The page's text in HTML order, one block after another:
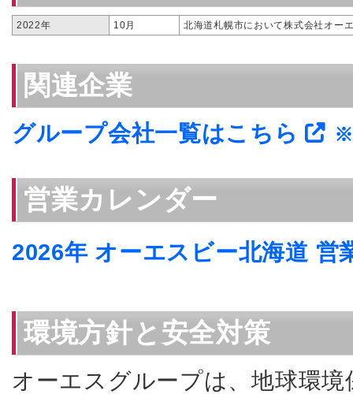
2022年 10月 北海道札幌市において株式会社オー
関連企業
グループ会社一覧はこちら ※オ
営業カレンダー
2026年 オーエスビー北海道 営
環境方針と安全対策
オーエスグループは、地球環